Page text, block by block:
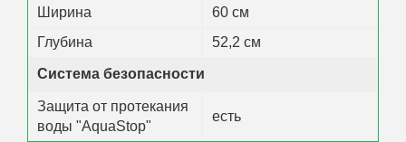
Ширина
60 см
Глубина
52,2 см
Система безопасности
Защита от протекания
воды "AquaStop"
есть